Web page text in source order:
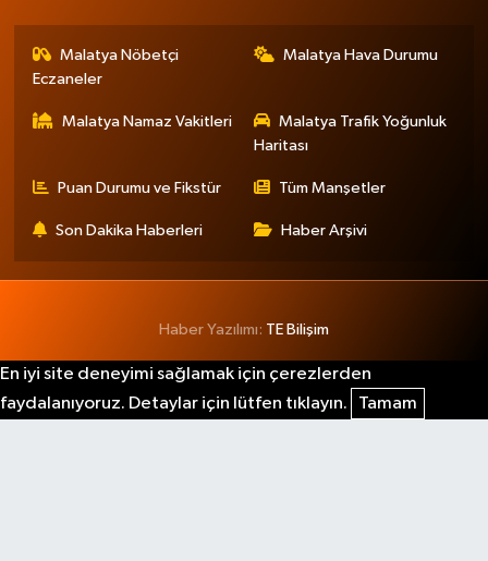
Malatya Nöbetçi
Eczaneler
Malatya Hava Durumu
Malatya Namaz Vakitleri
Malatya Trafik Yoğunluk
Haritası
Puan Durumu ve Fikstür Tüm Manşetler
Son Dakika Haberleri Haber Arşivi
Haber Yazılımı: TE Bilişim
En iyi site deneyimi sağlamak için çerezlerden
faydalanıyoruz. Detaylar için lütfen tıklayın.
Tamam